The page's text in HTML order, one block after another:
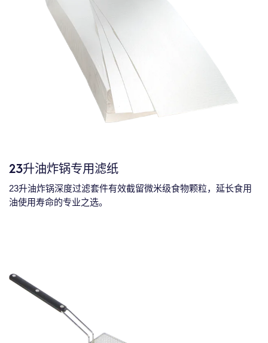
23升油炸锅专用滤纸
23升油炸锅深度过滤套件有效截留微米级食物颗粒，延长食用
油使用寿命的专业之选。